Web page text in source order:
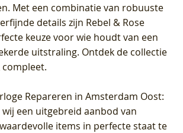
Met een combinatie van robuuste
details zijn Rebel & Rose
keuze voor wie houdt van een
uitstraling. Ontdek de collectie
compleet.
Repareren in Amsterdam Oost:
wij een uitgebreid aanbod van
items in perfecte staat te